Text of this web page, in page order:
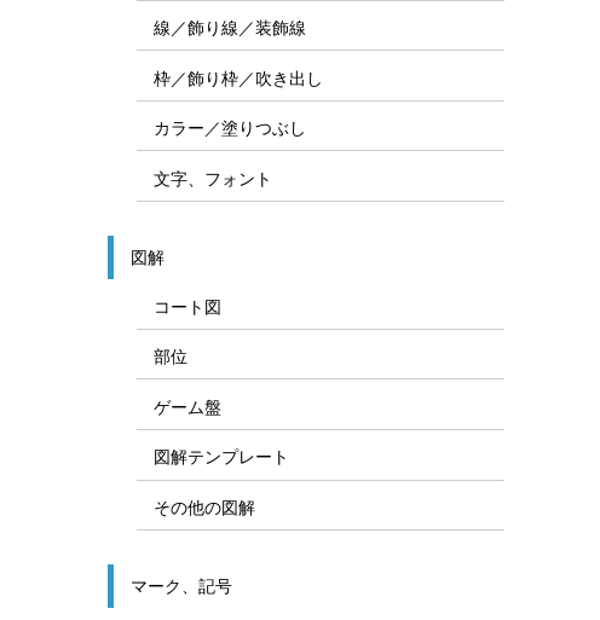
線／飾り線／装飾線
枠／飾り枠／吹き出し
カラー／塗りつぶし
文字、フォント
図解
コート図
部位
ゲーム盤
図解テンプレート
その他の図解
マーク、記号